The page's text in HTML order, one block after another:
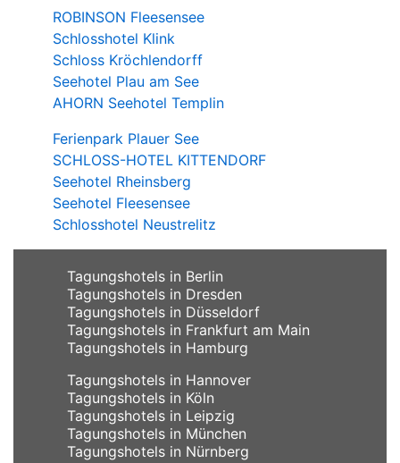
ROBINSON Fleesensee
Schlosshotel Klink
Schloss Kröchlendorff
Seehotel Plau am See
AHORN Seehotel Templin
Ferienpark Plauer See
SCHLOSS-HOTEL KITTENDORF
Seehotel Rheinsberg
Seehotel Fleesensee
Schlosshotel Neustrelitz
Tagungshotels in Berlin
Tagungshotels in Dresden
Tagungshotels in Düsseldorf
Tagungshotels in Frankfurt am Main
Tagungshotels in Hamburg
Tagungshotels in Hannover
Tagungshotels in Köln
Tagungshotels in Leipzig
Tagungshotels in München
Tagungshotels in Nürnberg